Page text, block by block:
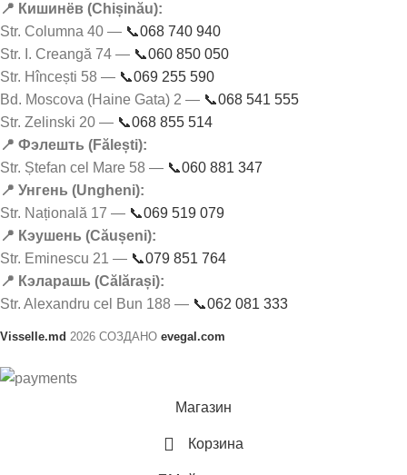
📍 Кишинёв (Chișinău):
Str. Columna 40 — 📞068 740 940
Str. I. Creangă 74 — 📞060 850 050
Str. Hîncești 58 — 📞069 255 590
Bd. Moscova (Haine Gata) 2 — 📞068 541 555
Str. Zelinski 20 — 📞068 855 514
📍 Фэлешть (Fălești):
Str. Ștefan cel Mare 58 — 📞060 881 347
📍 Унгень (Ungheni):
Str. Națională 17 — 📞069 519 079
📍 Кэушень (Căușeni):
Str. Eminescu 21 — 📞079 851 764
📍 Кэларашь (Călărași):
Str. Alexandru cel Bun 188 — 📞062 081 333
Visselle.md 2026 СОЗДАНО evegal.com
Магазин
Корзина